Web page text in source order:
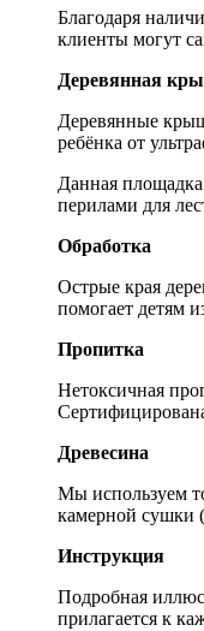
Благодаря
клиенты могут
Деревянная
Деревянные
ребёнка от
Данная
перилами для
Обработка
Острые края
помогает детям
Пропитка
Нетоксичная
Древесина
Мы используем
камерной сушки
Инструкция
Подробная
прилагается к